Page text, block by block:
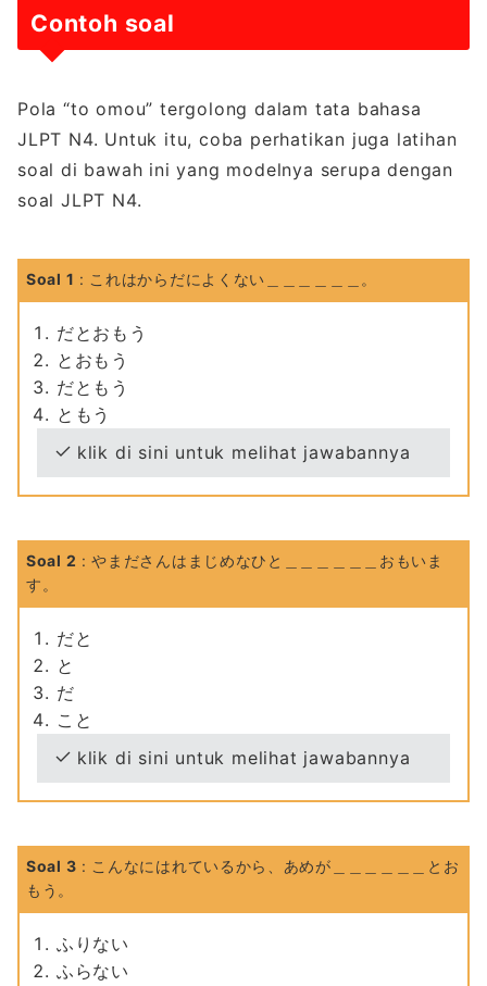
Contoh soal
Pola “to omou” tergolong dalam tata bahasa
JLPT N4. Untuk itu, coba perhatikan juga latihan
soal di bawah ini yang modelnya serupa dengan
soal JLPT N4.
Soal 1 : これはからだによくない＿＿＿＿＿＿。
だとおもう
とおもう
だともう
ともう
klik di sini untuk melihat jawabannya
Soal 2 : やまださんはまじめなひと＿＿＿＿＿＿おもいま
す。
だと
と
だ
こと
klik di sini untuk melihat jawabannya
Soal 3 : こんなにはれているから、あめが＿＿＿＿＿＿とお
もう。
ふりない
ふらない